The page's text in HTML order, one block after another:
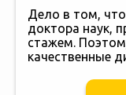
Дело в том,
доктора наук,
стажем.
качественные